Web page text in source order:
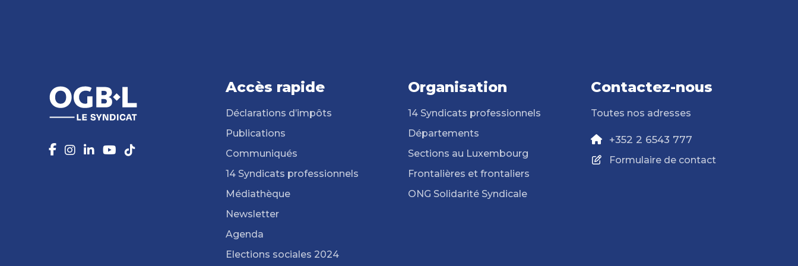
Accès rapide
Déclarations d’impôts
Publications
Communiqués
14 Syndicats professionnels
Médiathèque
Newsletter
Agenda
Elections sociales 2024
Organisation
14 Syndicats professionnels
Départements
Sections au Luxembourg
Frontalières et frontaliers
ONG Solidarité Syndicale
Contactez-nous
Toutes nos adresses
+352 2 6543 777
Formulaire de contact